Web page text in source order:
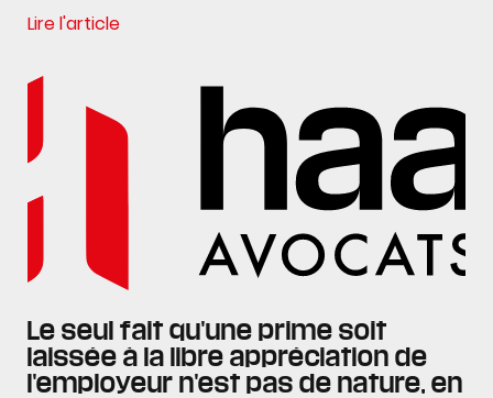
Lire l'article
Le seul fait qu'une prime soit
laissée à la libre appréciation de
l'employeur n'est pas de nature, en